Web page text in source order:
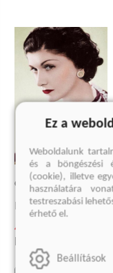
COCO CHANEL
Henry Gidel
4 499 Ft
Ez a
Weboldalunk
és a böngészési
(cookie), illetve
használatára
testreszabási
érhető el.
Beállítások